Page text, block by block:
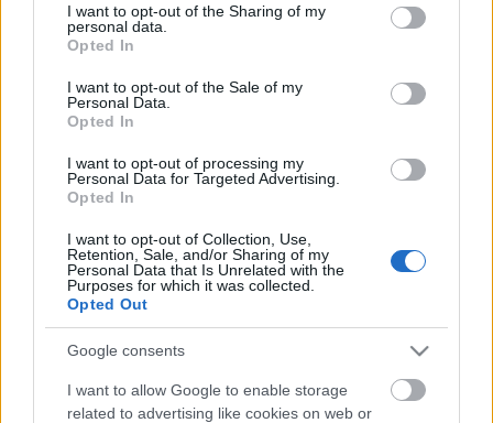
not limited to your visit or usage behaviour. You may click to
grant or deny consent to Google and its third-party tags to
use your data for below specified purposes in below Google
consent section.
I want to opt-out of the Sharing of my
personal data.
Opted In
I want to opt-out of the Sale of my
Personal Data.
Opted In
I want to opt-out of processing my
Personal Data for Targeted Advertising.
Opted In
I want to opt-out of Collection, Use,
Retention, Sale, and/or Sharing of my
Personal Data that Is Unrelated with the
Purposes for which it was collected.
Opted Out
Google consents
I want to allow Google to enable storage
related to advertising like cookies on web or
προειδοποιούν τις
Αραβίας
Μαύρη Θάλασσα:
Τουρκικό εμπορικό
πλοίο χτυπήθηκε από
ρωσικούς πυραύλους -
Διαρροή
υδροφθορικού οξέος